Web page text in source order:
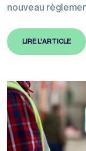
nouveau
matière
réduire
affecter toutes
en lien avec
LIRE L'ARTICLE